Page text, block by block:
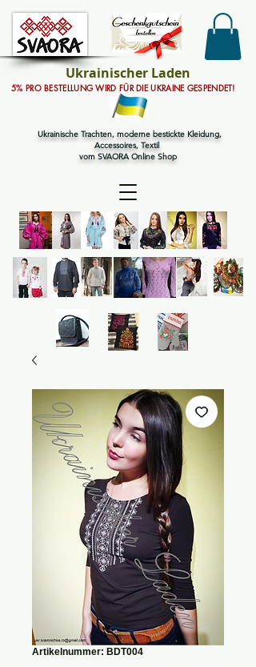
Ukrainische Trachten, moderne bestickte Kleidung,
Accessoires, Textil
vom SVAORA Online Shop
5% PRO BESTELLUNG WIRD FÜR DIE UKRAINE GESPENDET!
Ukrainischer Laden
Artikelnummer: BDT004